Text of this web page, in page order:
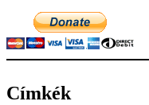
Címkék